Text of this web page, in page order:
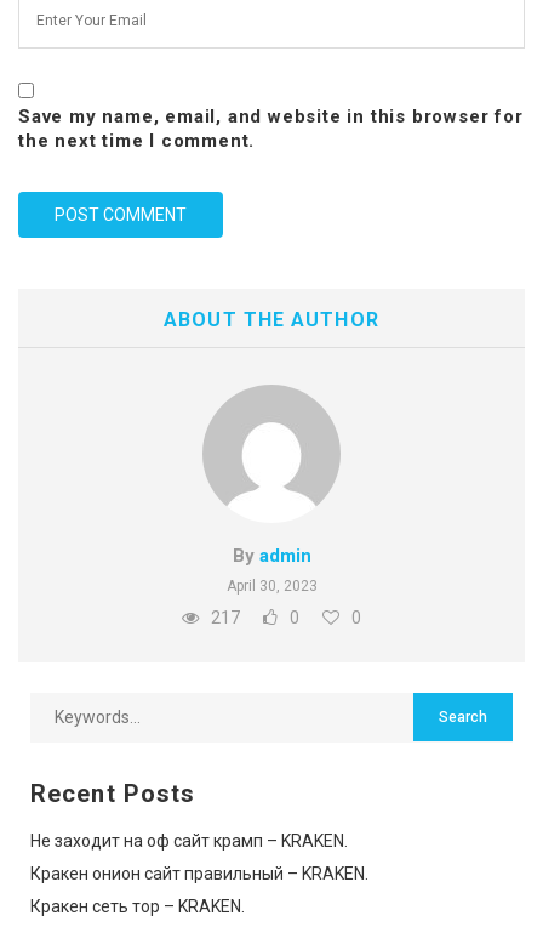
Save my name, email, and website in this browser for
the next time I comment.
ABOUT THE AUTHOR
By admin
April 30, 2023
217 0 0
Recent Posts
Не заходит на оф сайт крамп – KRAKEN.
Кракен онион сайт правильный – KRAKEN.
Кракен сеть тор – KRAKEN.